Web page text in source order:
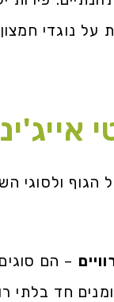
נוגדי
הגוף ולסוגי
– הם
חד בלתי